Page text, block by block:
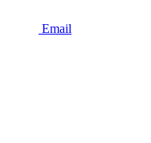
Email